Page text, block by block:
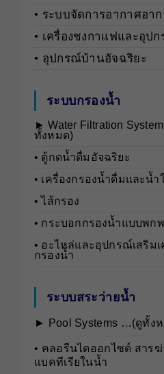
• ระบบจัดการอากาศอา
• เครื่องชงกาแฟและอุป
• อุปกรณ์บ้านอัจฉริยะ
ระบบกรองน้ำ
► Water Filtration
ทั้งหมด)
• ตู้กดน้ำดื่มอัจฉริยะ
• เครื่องกรองน้ำดื่มและน้ำ
• ไส้กรอง
• กระบอกกรองน้ำแบบพก
• อะไหล่และอุปกรณ์เสริมเ
กรองน้ำ
ระบบสระว่ายน้ำ
► Pool Systems …(ดูทั้ง
• คลอรีนไดออกไซด์ สารฆ่
แบคทีเรียในน้ำ